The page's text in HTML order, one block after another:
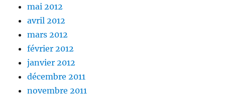
mai 2012
avril 2012
mars 2012
février 2012
janvier 2012
décembre 2011
novembre 2011